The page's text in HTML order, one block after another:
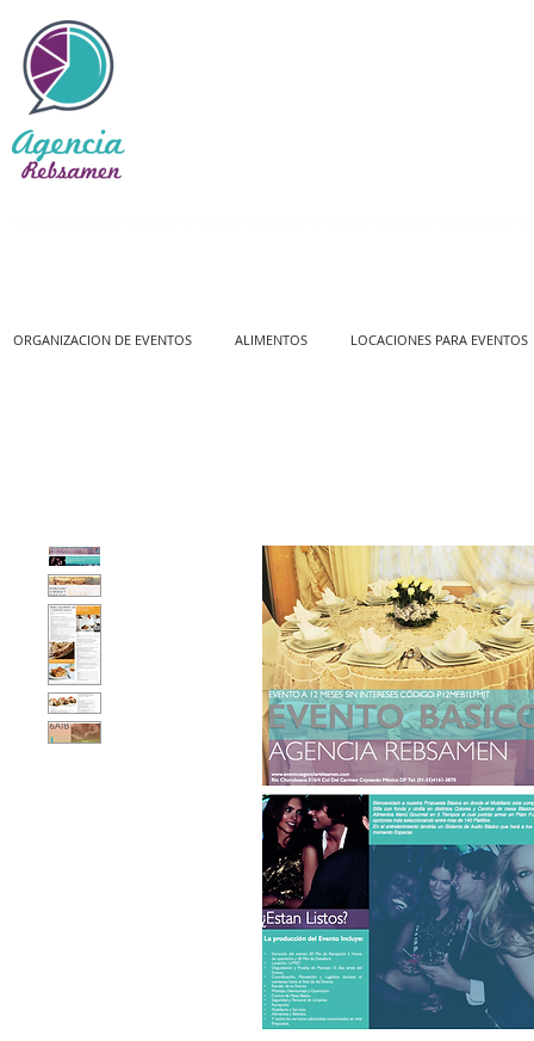
ORGANIZACION DE EVENTOS ALIMENTOS LOCACIONES PARA EVENTOS